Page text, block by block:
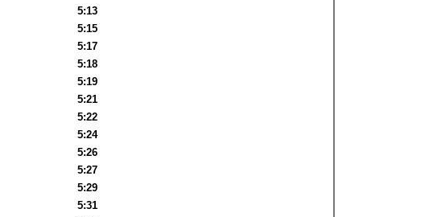
5:13
5:15
5:17
5:18
5:19
5:21
5:22
5:24
5:26
5:27
5:29
5:31